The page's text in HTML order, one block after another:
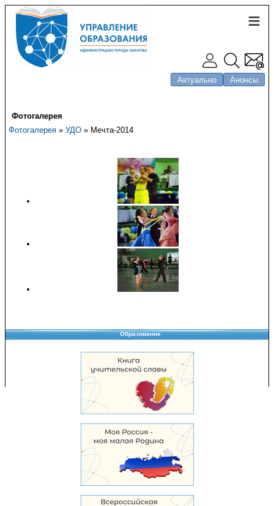
Актуально Анонсы
Фотогалерея
Фотогалерея » УДО » Мечта-2014
Образование
Copyright © 2008-2026 Управление образования
Перепечатка и использование материалов возможны только с разрешения
Управления образования.
103,977,829 уникальных посетителей